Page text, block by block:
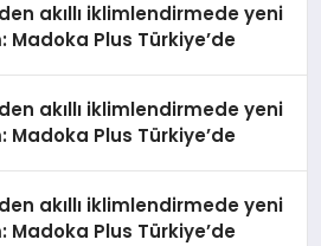
akıllı iklimlendirmede yeni
Madoka Plus Türkiye’de
akıllı iklimlendirmede yeni
Madoka Plus Türkiye’de
akıllı iklimlendirmede yeni
Madoka Plus Türkiye’de